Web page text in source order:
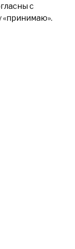
с
«принимаю».